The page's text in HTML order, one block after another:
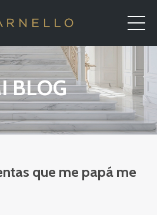
BLOG
que me papá me